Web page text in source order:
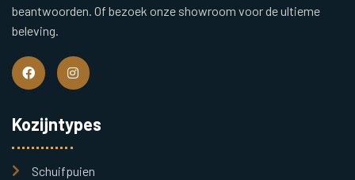
beantwoorden. Of bezoek onze showroom voor de ultieme
beleving.
Kozijntypes
Schuifpuien